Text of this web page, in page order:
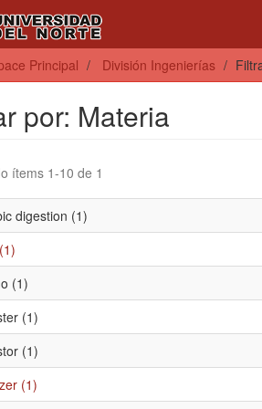
Principal División Ingenierías
por: Materia
ítems 1-10 de 1
digestion (1)
(1)
(1)
(1)
(1)